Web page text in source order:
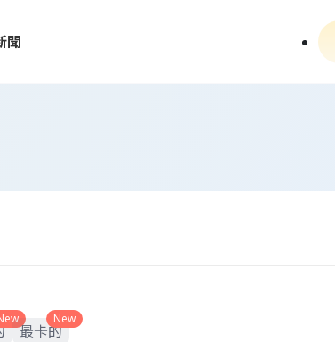
聞
New
最卡的